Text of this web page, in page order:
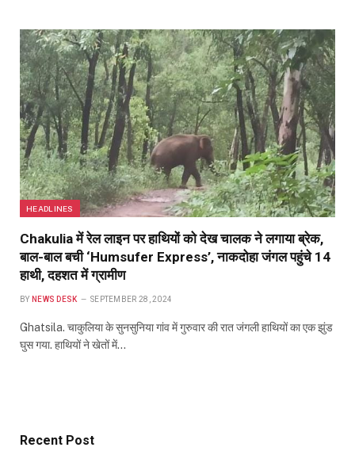
HEADLINES
Chakulia में रेल लाइन पर हाथियों को देख चालक ने लगाया ब्रेक,
बाल-बाल बची ‘Humsufer Express’, नाकदोहा जंगल पहुंचे 14
हाथी, दहशत में ग्रामीण
BY NEWS DESK SEPTEMBER 28, 2024
Ghatsila. चाकुलिया के सुनसुनिया गांव में गुरुवार की रात जंगली हाथियों का एक झुंड
घुस गया. हाथियों ने खेतों में…
Recent Post